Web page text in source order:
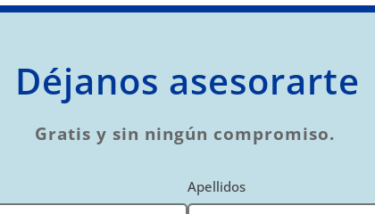
Déjanos asesorarte
Gratis y sin ningún compromiso.
Apellidos